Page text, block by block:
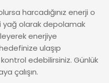
harcadığınız enerji o
yağ olarak depolamak
enerjiye
ulaşıp
kontrol edebilirsiniz. Günlük
çalışın.